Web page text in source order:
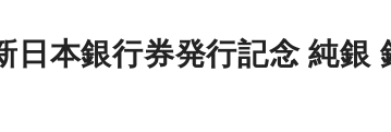
日本銀行券発行記念 純銀